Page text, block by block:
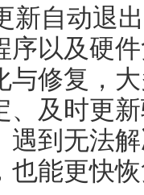
新自动退
序以及硬
与修复，
、及时更
遇到无法
也能更快